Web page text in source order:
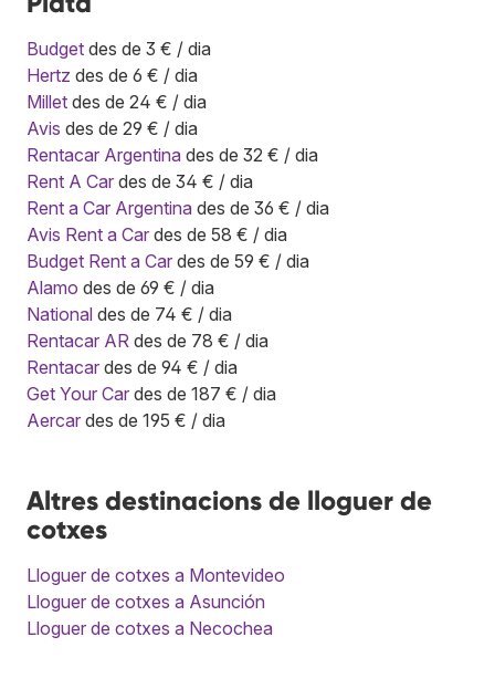
Budget des de 3 € / dia
Hertz des de 6 € / dia
Millet des de 24 € / dia
Avis des de 29 € / dia
Rentacar Argentina des de 32 € / dia
Rent A Car des de 34 € / dia
Rent a Car Argentina des de 36 € / dia
Avis Rent a Car des de 58 € / dia
Budget Rent a Car des de 59 € / dia
Alamo des de 69 € / dia
National des de 74 € / dia
Rentacar AR des de 78 € / dia
Rentacar des de 94 € / dia
Get Your Car des de 187 € / dia
Aercar des de 195 € / dia
Altres destinacions de lloguer de
cotxes
Lloguer de cotxes a Montevideo
Lloguer de cotxes a Asunción
Lloguer de cotxes a Necochea